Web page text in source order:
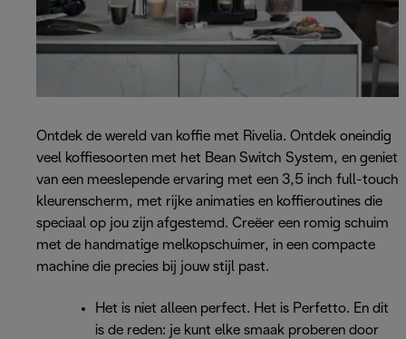
Ontdek de wereld van koffie met Rivelia. Ontdek oneindig
veel koffiesoorten met het Bean Switch System, en geniet
van een meeslepende ervaring met een 3,5 inch full-touch
kleurenscherm, met rijke animaties en koffieroutines die
speciaal op jou zijn afgestemd. Creëer een romig schuim
met de handmatige melkopschuimer, in een compacte
machine die precies bij jouw stijl past.
Het is niet alleen perfect. Het is Perfetto. En dit
is de reden: je kunt elke smaak proberen door